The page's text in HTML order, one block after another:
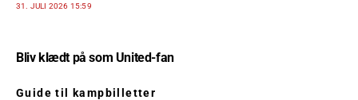
31. JULI 2026 15:59
Bliv klædt på som United-fan
Guide til kampbilletter